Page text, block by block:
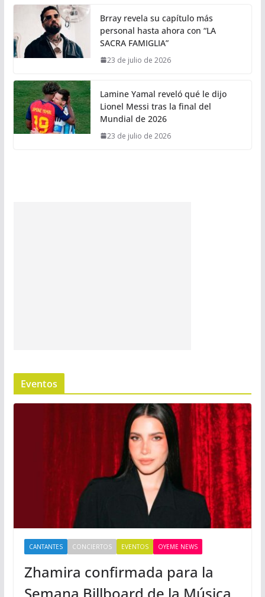
Brray revela su capítulo más
personal hasta ahora con “LA
SACRA FAMIGLIA”
23 de julio de 2026
Lamine Yamal reveló qué le dijo
Lionel Messi tras la final del
Mundial de 2026
23 de julio de 2026
Eventos
CANTANTES CONCIERTOS EVENTOS OYEME NEWS
Zhamira confirmada para la